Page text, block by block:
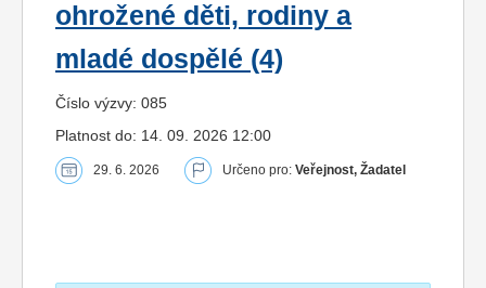
ohrožené děti, rodiny a
mladé dospělé (4)
Číslo výzvy: 085
Platnost do: 14. 09. 2026 12:00
29. 6. 2026 Určeno pro: Veřejnost, Žadatel